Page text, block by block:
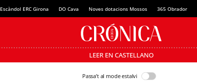
Escàndol ERC Girona DO Cava Noves dotacions Mossos 365 Obrador
LEER EN CASTELLANO
Passa’t al mode estalvi